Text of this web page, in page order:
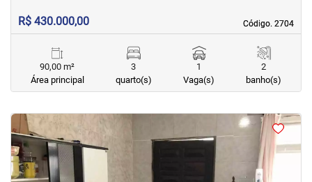
Código. 2704
Código. 2704
R$ 430.000,00
90,00 m²
Área principal
3
quarto(s)
1
Vaga(s)
2
banho(s)
< << <